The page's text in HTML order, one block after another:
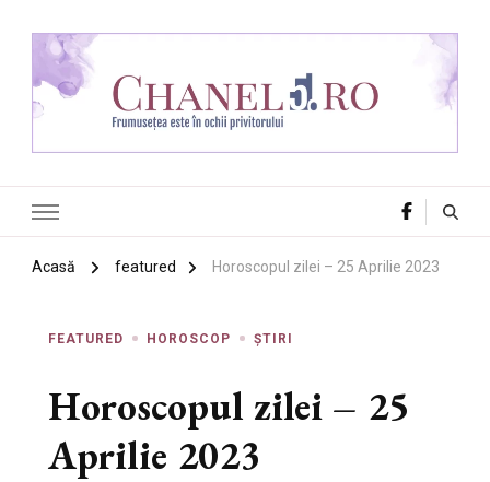
Acasă featured Horoscopul zilei – 25 Aprilie 2023
FEATURED HOROSCOP ȘTIRI
Horoscopul zilei – 25
Aprilie 2023